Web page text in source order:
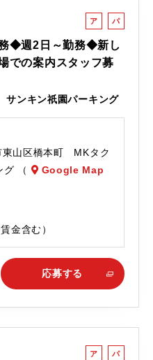
ア
バ
イ
パ
ト
務◆週2日～勤務◆新し
での案内スタッフ募
ンキン祇園パーキング
東山区橋本町 MKタク
グ （
Google Map
金含む）
応募する
ア
パ